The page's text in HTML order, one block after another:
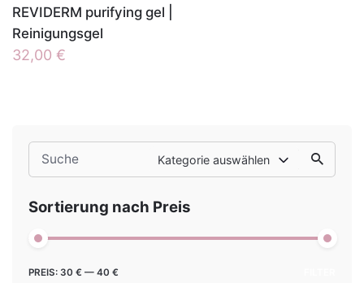
Search
for
Kategorie auswählen
Sortierung nach Preis
Min.
Max.
PREIS: 30 € — 40 €
REVIDERM purifying gel |
Reinigungsgel
32,00 €